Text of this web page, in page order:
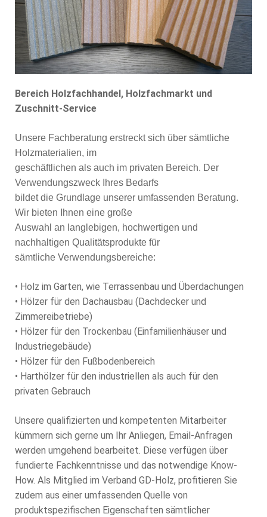
Bereich Holzfachhandel, Holzfachmarkt und
Zuschnitt-Service
Unsere Fachberatung erstreckt sich über sämtliche
Holzmaterialien, im
geschäftlichen als auch im privaten Bereich. Der
Verwendungszweck Ihres Bedarfs
bildet die Grundlage unserer umfassenden Beratung.
Wir bieten Ihnen eine große
Auswahl an langlebigen, hochwertigen und
nachhaltigen Qualitätsprodukte für
sämtliche Verwendungsbereiche:
• Holz im Garten, wie Terrassenbau und Überdachungen
• Hölzer für den Dachausbau (Dachdecker und
Zimmereibetriebe)
• Hölzer für den Trockenbau (Einfamilienhäuser und
Industriegebäude)
• Hölzer für den Fußbodenbereich
• Harthölzer für den industriellen als auch für den
privaten Gebrauch
Unsere qualifizierten und kompetenten Mitarbeiter
kümmern sich gerne um Ihr Anliegen, Email-Anfragen
werden umgehend bearbeitet. Diese verfügen über
fundierte Fachkenntnisse und das notwendige Know-
How. Als Mitglied im Verband GD-Holz, profitieren Sie
zudem aus einer umfassenden Quelle von
produktspezifischen Eigenschaften sämtlicher